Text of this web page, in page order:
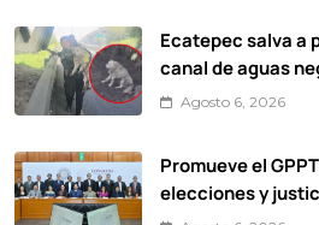
Ecatepec salva a
canal de aguas
Agosto 6, 2026
Promueve el
elecciones y